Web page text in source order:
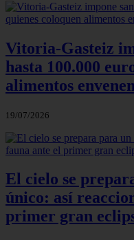
Vitoria-Gasteiz
hasta 100.000
alimentos
19/07/2026
El cielo se
único: así
primer gran